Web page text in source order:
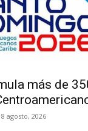
más de
8 agosto, 2026